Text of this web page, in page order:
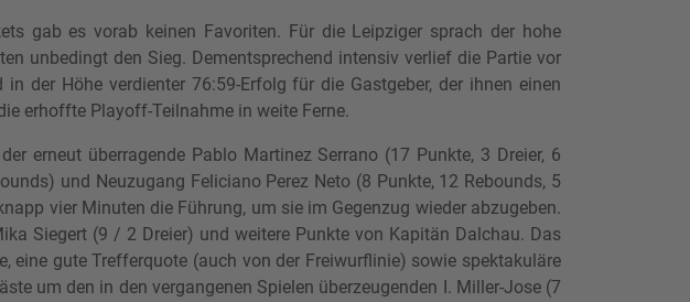
gab es vorab keinen Favoriten. Für die Leipziger sprach der hohe
unbedingt den Sieg. Dementsprechend intensiv verlief die Partie vor
der Höhe verdienter 76:59-Erfolg für die Gastgeber, der ihnen einen
erhoffte Playoff-Teilnahme in weite Ferne.
erneut überragende Pablo Martinez Serrano (17 Punkte, 3 Dreier, 6
und Neuzugang Feliciano Perez Neto (8 Punkte, 12 Rebounds, 5
vier Minuten die Führung, um sie im Gegenzug wieder abzugeben.
Siegert (9 / 2 Dreier) und weitere Punkte von Kapitän Dalchau. Das
eine gute Trefferquote (auch von der Freiwurflinie) sowie spektakuläre
um den in den vergangenen Spielen überzeugenden I. Miller-Jose (7